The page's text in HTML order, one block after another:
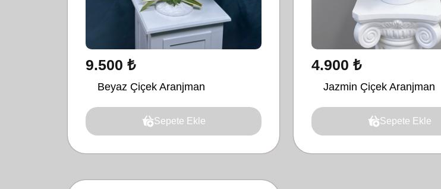
9.500 ₺
Beyaz Çiçek Aranjman
Sepete Ekle
4.900 ₺
Jazmin Çiçek Aranjman
Sepete Ekle